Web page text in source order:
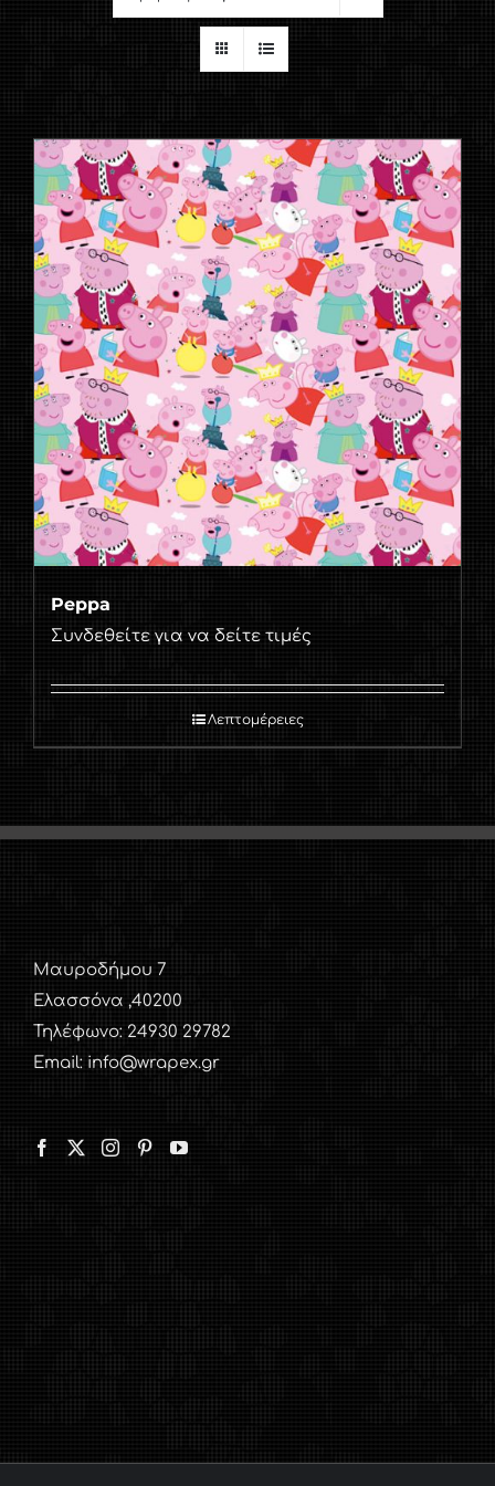
Peppa
Συνδεθείτε για να δείτε τιμές
Λεπτομέρειες
Μαυροδήμου 7
Ελασσόνα ,40200
Τηλέφωνο: 24930 29782
Email: info@wrapex.gr